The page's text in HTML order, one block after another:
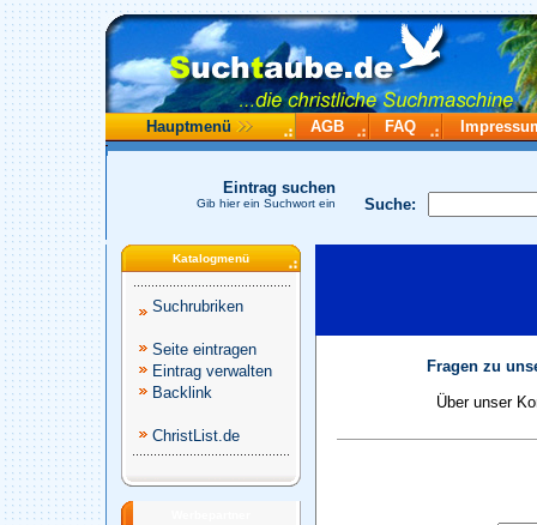
Hauptmenü AGB FAQ
Suche:
Eintrag suchen
Gib hier ein Suchwort ein
Katalogmenü
Suchrubriken
Seite eintragen
Eintrag verwalten
Backlink
ChristList.de
Fragen zu
Über unser